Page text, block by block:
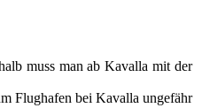
muss man ab Kavalla mit der
Flughafen bei Kavalla ungefähr